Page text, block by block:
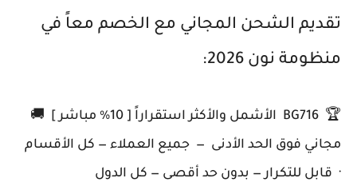
تقديم الشحن المجاني مع الخصم معاً في
منظومة نون 2026:
🏆 BG716 الأشمل والأكثر استقراراً [ 10% مباشر ] 🚚
مجاني فوق الحد الأدنى — جميع العملاء — كل الأقسام
· قابل للتكرار — بدون حد أقصى — كل الدول